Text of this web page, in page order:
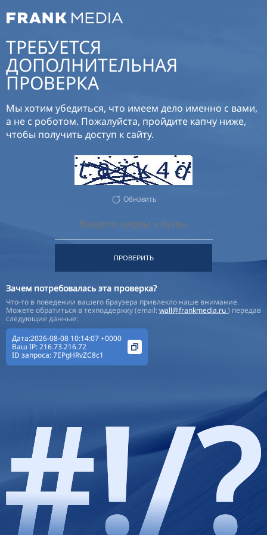
ТРЕБУЕТСЯ
ДОПОЛНИТЕЛЬНАЯ
ПРОВЕРКА
Мы хотим убедиться, что имеем дело именно с вами,
а не с роботом. Пожалуйста, пройдите капчу ниже,
чтобы получить доступ к сайту.
Обновить
ПРОВЕРИТЬ
Зачем потребовалась эта проверка?
Что-то в поведении вашего браузера привлекло наше внимание.
Можете обратиться в техподдержку (email:wall@frankmedia.ru) передав
следующие данные:
Дата:2026-08-08 10:14:07 +0000
Ваш IP:216.73.216.72
ID запроса:7EPgHRvZC8c1